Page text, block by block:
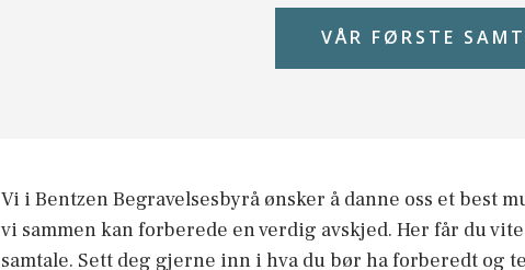
VÅR FØRSTE
Vi i Bentzen Begravelsesbyrå ønsker å danne oss et best
vi sammen kan forberede en verdig avskjed. Her får du
samtale. Sett deg gjerne inn i hva du bør ha forberedt og